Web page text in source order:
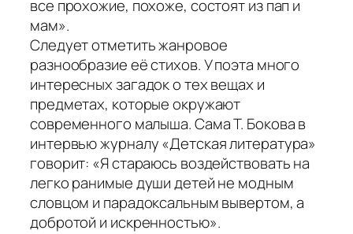
все прохожие, похоже, состоят из пап и
мам».
Следует отметить жанровое
разнообразие её стихов. У поэта много
интересных загадок о тех вещах и
предметах, которые окружают
современного малыша. Сама Т. Бокова в
интервью журналу «Детская литература»
говорит: «Я стараюсь воздействовать на
легко ранимые души детей не модным
словцом и парадоксальным вывертом, а
добротой и искренностью».